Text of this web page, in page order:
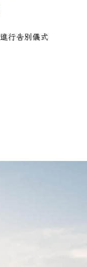
行告別儀式